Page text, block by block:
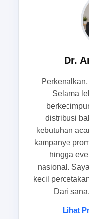
semangat,
memperkuat citra
tim memilih jalur
agar tidak perlu
Menjawab
dikejar jadwal
konsolidasi
Tim sukses
tenggat yang
kampanye dan
sedang padat. Di
partai menjadi
dalam jumlah
Dr.
Selama
distribusi
kebutuhan
kampanye
hingga
nasional.
kecil
Dari
Lihat